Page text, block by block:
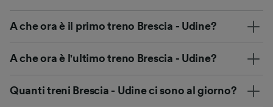
A che ora è il primo treno Brescia - Udine?
A che ora è l'ultimo treno Brescia - Udine?
Quanti treni Brescia - Udine ci sono al giorno?